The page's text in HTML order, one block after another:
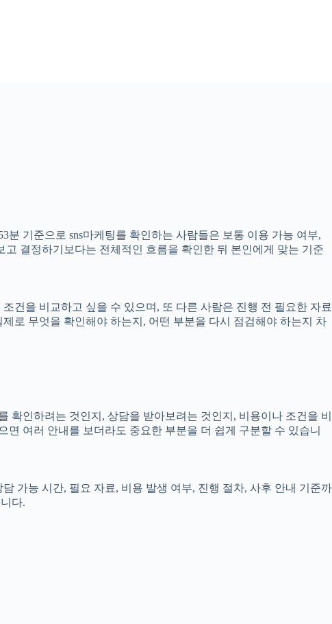
기준으로 sns마케팅를 확인하는 사람들은 보통 이용 가능 여부,
결정하기보다는 전체적인 흐름을 확인한 뒤 본인에게 맞는 기준
건을 비교하고 싶을 수 있으며, 또 다른 사람은 진행 전 필요한 자료
로 무엇을 확인해야 하는지, 어떤 부분을 다시 점검해야 하는지 차
확인하려는 것인지, 상담을 받아보려는 것인지, 비용이나 조건을 비
여러 안내를 보더라도 중요한 부분을 더 쉽게 구분할 수 있습니
가능 시간, 필요 자료, 비용 발생 여부, 진행 절차, 사후 안내 기준까
다.